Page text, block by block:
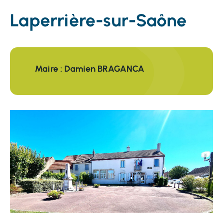
Laperrière-sur-Saône
Maire: Damien BRAGANCA